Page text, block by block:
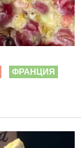
ФРАНЦИЯ